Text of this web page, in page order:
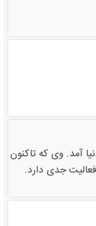
در 17 فوریه 1962 در سیدنی استرالیا بدنیا آمد. وی که تاکنون
جدی دارد.